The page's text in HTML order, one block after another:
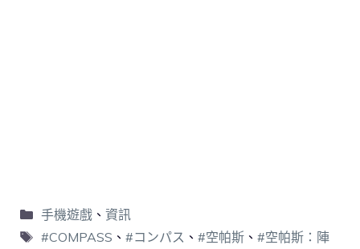
手機遊戲、 資訊
#COMPASS 、 #コンパス 、 #空帕斯、 #空帕斯：陣